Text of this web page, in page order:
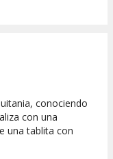
conociendo
con una
una tablita con